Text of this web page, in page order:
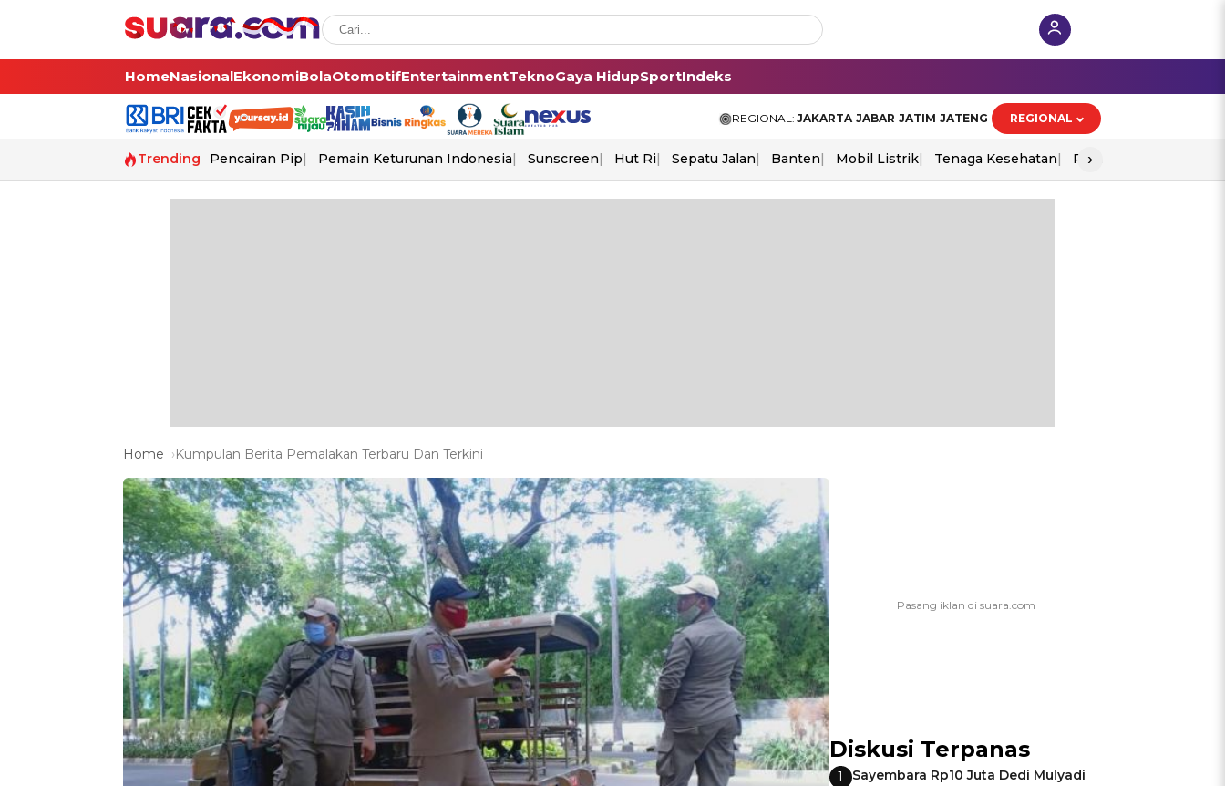
HomeNasionalEkonomiBolaOtomotifEntertainmentTeknoGaya HidupSportIndeks
REGIONAL: JAKARTA JABAR JATIM JATENG REGIONAL
Trending Pencairan Pip Pemain Keturunan Indonesia Sunscreen Hut Ri Sepatu Jalan Banten Mobil Listrik Tenaga Kesehatan Perang As-Iran
›
Home Kumpulan Berita Pemalakan Terbaru Dan Terkini
Diskusi Terpanas
1
Sayembara Rp10 Juta Dedi Mulyadi